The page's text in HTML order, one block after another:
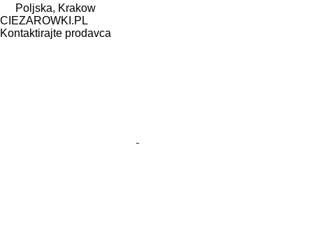
Poljska, Krakow
CIEZAROWKI.PL
Kontaktirajte prodavca